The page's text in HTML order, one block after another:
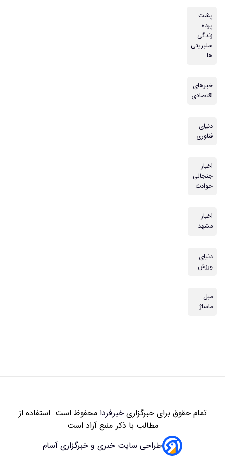
پشت
پرده
زندگی
سلبریتی
ها
خبرهای
اقتصادی
دنیای
فناوری
اخبار
جنجالی
حوادث
اخبار
مشهد
دنیای
ورزش
مبل
ماساژ
تمام حقوق برای خبرگزاریخبرفردامحفوظ است. استفاده از
مطالب با ذکر منبع آزاد است
طراحی سایت خبری و خبرگزاری آسام